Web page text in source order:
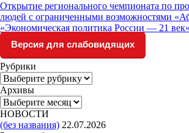
Открытие регионального чемпионата по
людей с ограниченными возможностями
«Экономическая политика России — 21 век»
Версия для слабовидящих
Рубрики
Рубрики
Архивы
Архивы
НОВОСТИ
(без названия) 22.07.2026